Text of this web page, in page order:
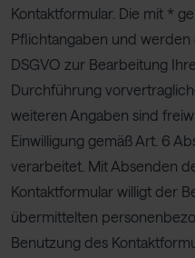
Kontaktformular. Die mit *
Pflichtangaben und werden
DSGVO zur Bearbeitung
Durchführung
weiteren Angaben sind
Einwilligung gemäß Art. 6
verarbeitet. Mit Absenden
Kontaktformular willigt der
übermittelten
Benutzung des